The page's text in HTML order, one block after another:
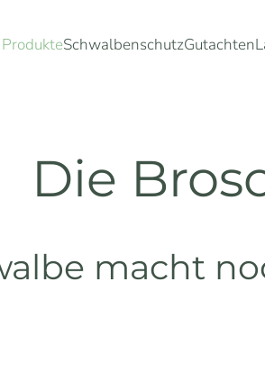
ProdukteSchwalbenschutzGutachten
Die
macht